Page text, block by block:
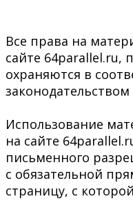
Все права на
сайте 64parallel.ru,
охраняются в
Использование
на сайте
письменного
с обязательной
страницу, с